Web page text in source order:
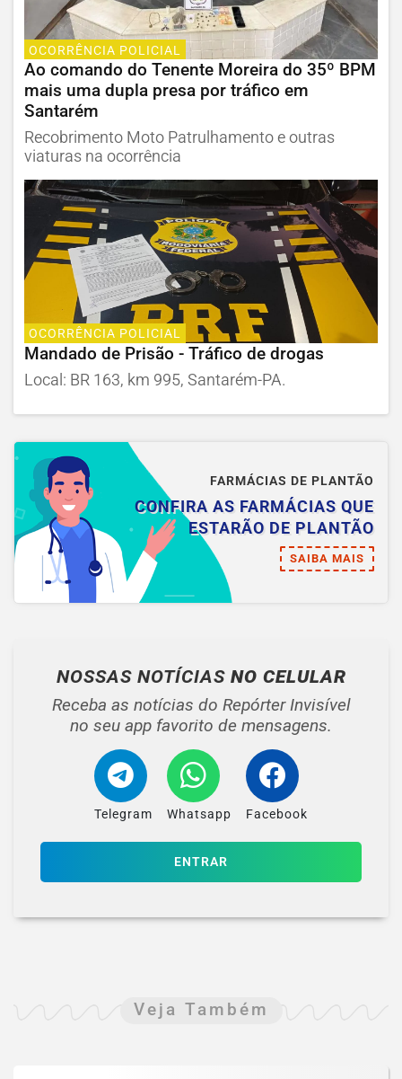
OCORRÊNCIA POLICIAL
Ao comando do Tenente Moreira do 35º BPM
mais uma dupla presa por tráfico em
Santarém
Recobrimento Moto Patrulhamento e outras
viaturas na ocorrência
OCORRÊNCIA POLICIAL
Mandado de Prisão - Tráfico de drogas
Local: BR 163, km 995, Santarém-PA.
FARMÁCIAS DE PLANTÃO
CONFIRA AS FARMÁCIAS QUE
ESTARÃO DE PLANTÃO
SAIBA MAIS
NOSSAS NOTÍCIAS NO CELULAR
Receba as notícias do Repórter Invisível
no seu app favorito de mensagens.
Telegram Whatsapp Facebook
ENTRAR
Veja Também